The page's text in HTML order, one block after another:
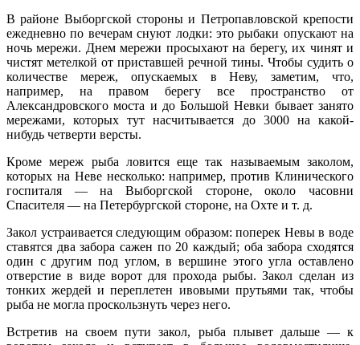
В районе Выборгской стороны и Петропавловской крепости
ежедневно по вечерам снуют лодки: это рыбаки опускают на
ночь мережи. Днем мережи просыхают на берегу, их чинят и
чистят метелкой от приставшей речной тины. Чтобы судить о
количестве мереж, опускаемых в Неву, заметим, что,
например, на правом берегу все пространство от
Александровского моста и до Большой Невки бывает занято
мережами, которых тут насчитывается до 3000 на какой-
нибудь четверти версты.
Кроме мереж рыба ловится еще так называемым заколом,
которых на Неве несколько: например, против Клинического
госпиталя — на Выборгской стороне, около часовни
Спасителя — на Петербургской стороне, на Охте и т. д.
Закол устраивается следующим образом: поперек Невы в воде
ставятся два забора сажен по 20 каждый; оба забора сходятся
один с другим под углом, в вершине этого угла оставлено
отверстие в виде ворот для прохода рыбы. Закол сделан из
тонких жердей и переплетен ивовыми прутьями так, чтобы
рыба не могла проскользнуть через него.
Встретив на своем пути закол, рыба плывет дальше — к